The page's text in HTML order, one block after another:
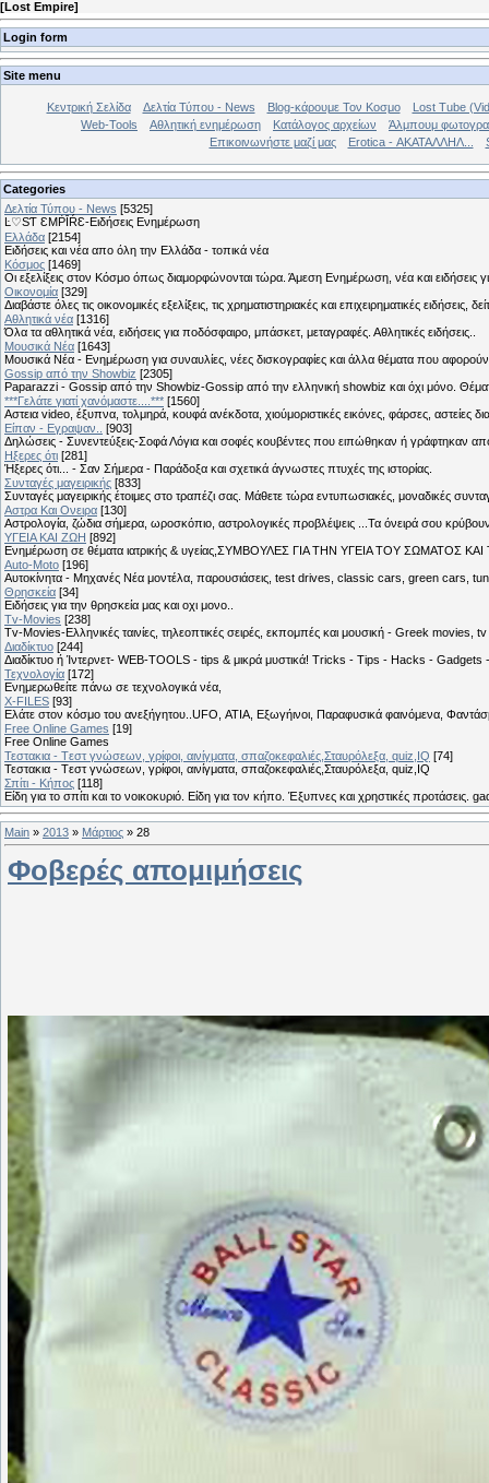
[Lost Empire]
Login form
Site menu
Κεντρική Σελίδα Δελτία Τύπου - News Blog-κάρουμε Τον Κοσμο
Lost Tube
Web-Tools
Αθλητική ενημέρωση Κατάλογος αρχείων
Άλμπουμ
Επικοινωνήστε μαζί μας
Erotica - ΑΚΑΤΑΛΛΗΛ...
Categories
Δελτία Τύπου - News [5325]
Ŀ♡SƬ ƐMṖĪŔƐ-Ειδήσεις Ενημέρωση
Ελλάδα [2154]
Ειδήσεις και νέα απο όλη την Ελλάδα - τοπικά νέα
Κόσμος [1469]
Οι εξελίξεις στον Κόσμο όπως διαμορφώνονται τώρα. Άμεση Ενημέρωση, νέα και
Οικονομία [329]
Διαβάστε όλες τις οικονομικές εξελίξεις, τις χρηματιστηριακές και επιχειρηματικές ειδήσεις,
Αθλητικά νέα [1316]
Όλα τα αθλητικά νέα, ειδήσεις για ποδόσφαιρο, μπάσκετ, μεταγραφές. Αθλητικές ειδήσεις..
Μουσικά Νέα [1643]
Μουσικά Νέα - Ενημέρωση για συναυλίες, νέες δισκογραφίες και άλλα θέματα που
Gossip από την Showbiz [2305]
Paparazzi - Gossip από την Showbiz-Gossip από την ελληνική showbiz και όχι μόνο.
***Γελάτε γιατί χανόμαστε....*** [1560]
Αστεια video, έξυπνα, τολμηρά, κουφά ανέκδοτα, χιούμοριστικές εικόνες, φάρσες, αστείες
Είπαν - Εγραψαν..
[903]
Δηλώσεις - Συνεντεύξεις-Σοφά Λόγια και σοφές κουβέντες που ειπώθηκαν ή
Hξερες ότι [281]
Ήξερες ότι... - Σαν Σήμερα - Παράδοξα και σχετικά άγνωστες πτυχές της ιστορίας.
Συνταγές μαγειρικής [833]
Συνταγές μαγειρικής έτοιμες στο τραπέζι σας. Μάθετε τώρα εντυπωσιακές, μοναδικές
Αστρα Και Ονειρα [130]
Αστρολογία, ζώδια σήμερα, ωροσκόπιο, αστρολογικές προβλέψεις ...Τα όνειρά σου
ΥΓΕΙΑ ΚΑΙ ΖΩΗ [892]
Eνημέρωση σε θέματα ιατρικής & υγείας,ΣΥΜΒΟΥΛΕΣ ΓΙΑ ΤΗΝ ΥΓΕΙΑ ΤΟΥ ΣΩΜΑΤΟΣ
Auto-Moto [196]
Αυτοκίνητα - Μηχανές Νέα μοντέλα, παρουσιάσεις, test drives, classic cars, green cars,
Θρησκεία [34]
Ειδήσεις για την θρησκεία μας και οχι μονο..
Tv-Movies [238]
Tv-Movies-Ελληνικές ταινίες, τηλεοπτικές σειρές, εκπομπές και μουσική - Greek movies,
Διαδίκτυο [244]
Διαδίκτυο ή Ίντερνετ- WEB-TOOLS - tips & μικρά μυστικά! Tricks - Tips - Hacks - Gadgets
Τεχνολογία [172]
Ενημερωθείτε πάνω σε τεχνολογικά νέα,
X-FILES [93]
Ελάτε στον κόσμο του ανεξήγητου..UFO, ΑΤΙΑ, Εξωγήινοι, Παραφυσικά φαινόμενα,
Free Online Games [19]
Free Online Games
Τεστακια - Tεστ γνώσεων, γρίφοι, αινίγματα, σπαζοκεφαλιές,Σταυρόλεξα, quiz,IQ [74]
Τεστακια - Tεστ γνώσεων, γρίφοι, αινίγματα, σπαζοκεφαλιές,Σταυρόλεξα, quiz,IQ
Σπίτι - Κήπος [118]
Είδη για το σπίτι και το νοικοκυριό. Είδη για τον κήπο. Έξυπνες και χρηστικές προτάσεις.
Main » 2013 » Μάρτιος » 28
Φοβερές απομιμήσεις